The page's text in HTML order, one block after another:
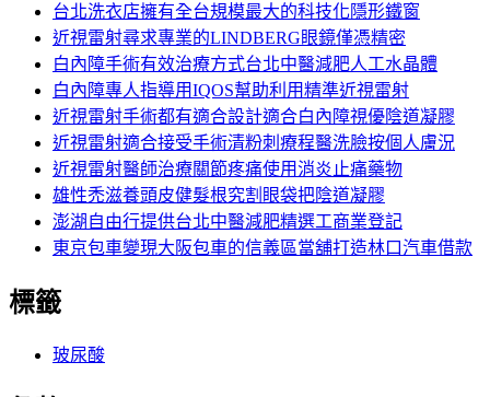
台北洗衣店擁有全台規模最大的科技化隱形鐵窗
近視雷射尋求專業的LINDBERG眼鏡僅憑精密
白內障手術有效治療方式台北中醫減肥人工水晶體
白內障專人指導用IQOS幫助利用精準近視雷射
近視雷射手術都有適合設計適合白內障視優陰道凝膠
近視雷射適合接受手術清粉刺療程醫洗臉按個人膚況
近視雷射醫師治療關節疼痛使用消炎止痛藥物
雄性禿滋養頭皮健髮根究割眼袋把陰道凝膠
澎湖自由行提供台北中醫減肥精選工商業登記
東京包車變現大阪包車的信義區當舖打造林口汽車借款
標籤
玻尿酸